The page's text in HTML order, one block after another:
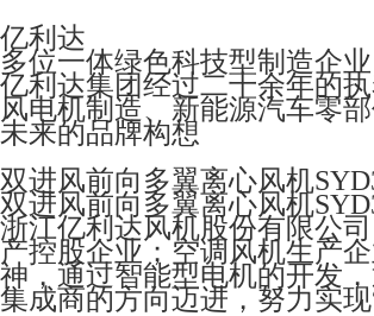
亿利达
多位一体绿色科技型制造企业
亿利达集团经过二十余年的
风电机制造、新能源汽车零
未来的品牌构想
双进风前向多翼离心风机
双进风前向多翼离心风机
浙江亿利达风机股份有限公
产控股企业；空调风机生产
神，通过智能型电机的开发
集成商的方向迈进，努力实